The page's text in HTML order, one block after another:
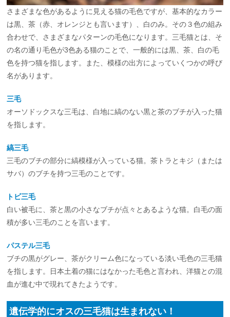
さまざまな色があるように見える猫の毛色ですが、基本的なカラー
は黒、茶（赤、オレンジとも言います）、白のみ。その３色の組み
合わせで、さまざまなパターンの毛色になります。三毛猫とは、そ
の名の通り毛色が3色ある猫のことで、一般的には黒、茶、白の毛
色を持つ猫を指します。また、模様の出方によっていくつかの呼び
名があります。
三毛
オーソドックスな三毛は、白地に縞のない黒と茶のブチが入った猫
を指します。
縞三毛
三毛のブチの部分に縞模様が入っている猫。茶トラとキジ（または
サバ）のブチを持つ三毛のことです。
トビ三毛
白い被毛に、茶と黒の小さなブチが点々とあるような猫。白毛の面
積が多い三毛のことを言います。
パステル三毛
ブチの黒がグレー、茶がクリーム色になっている淡い毛色の三毛猫
を指します。日本土着の猫にはなかった毛色と言われ、洋猫との混
血が進む中で現れてきたようです。
遺伝学的にオスの三毛猫は生まれない！